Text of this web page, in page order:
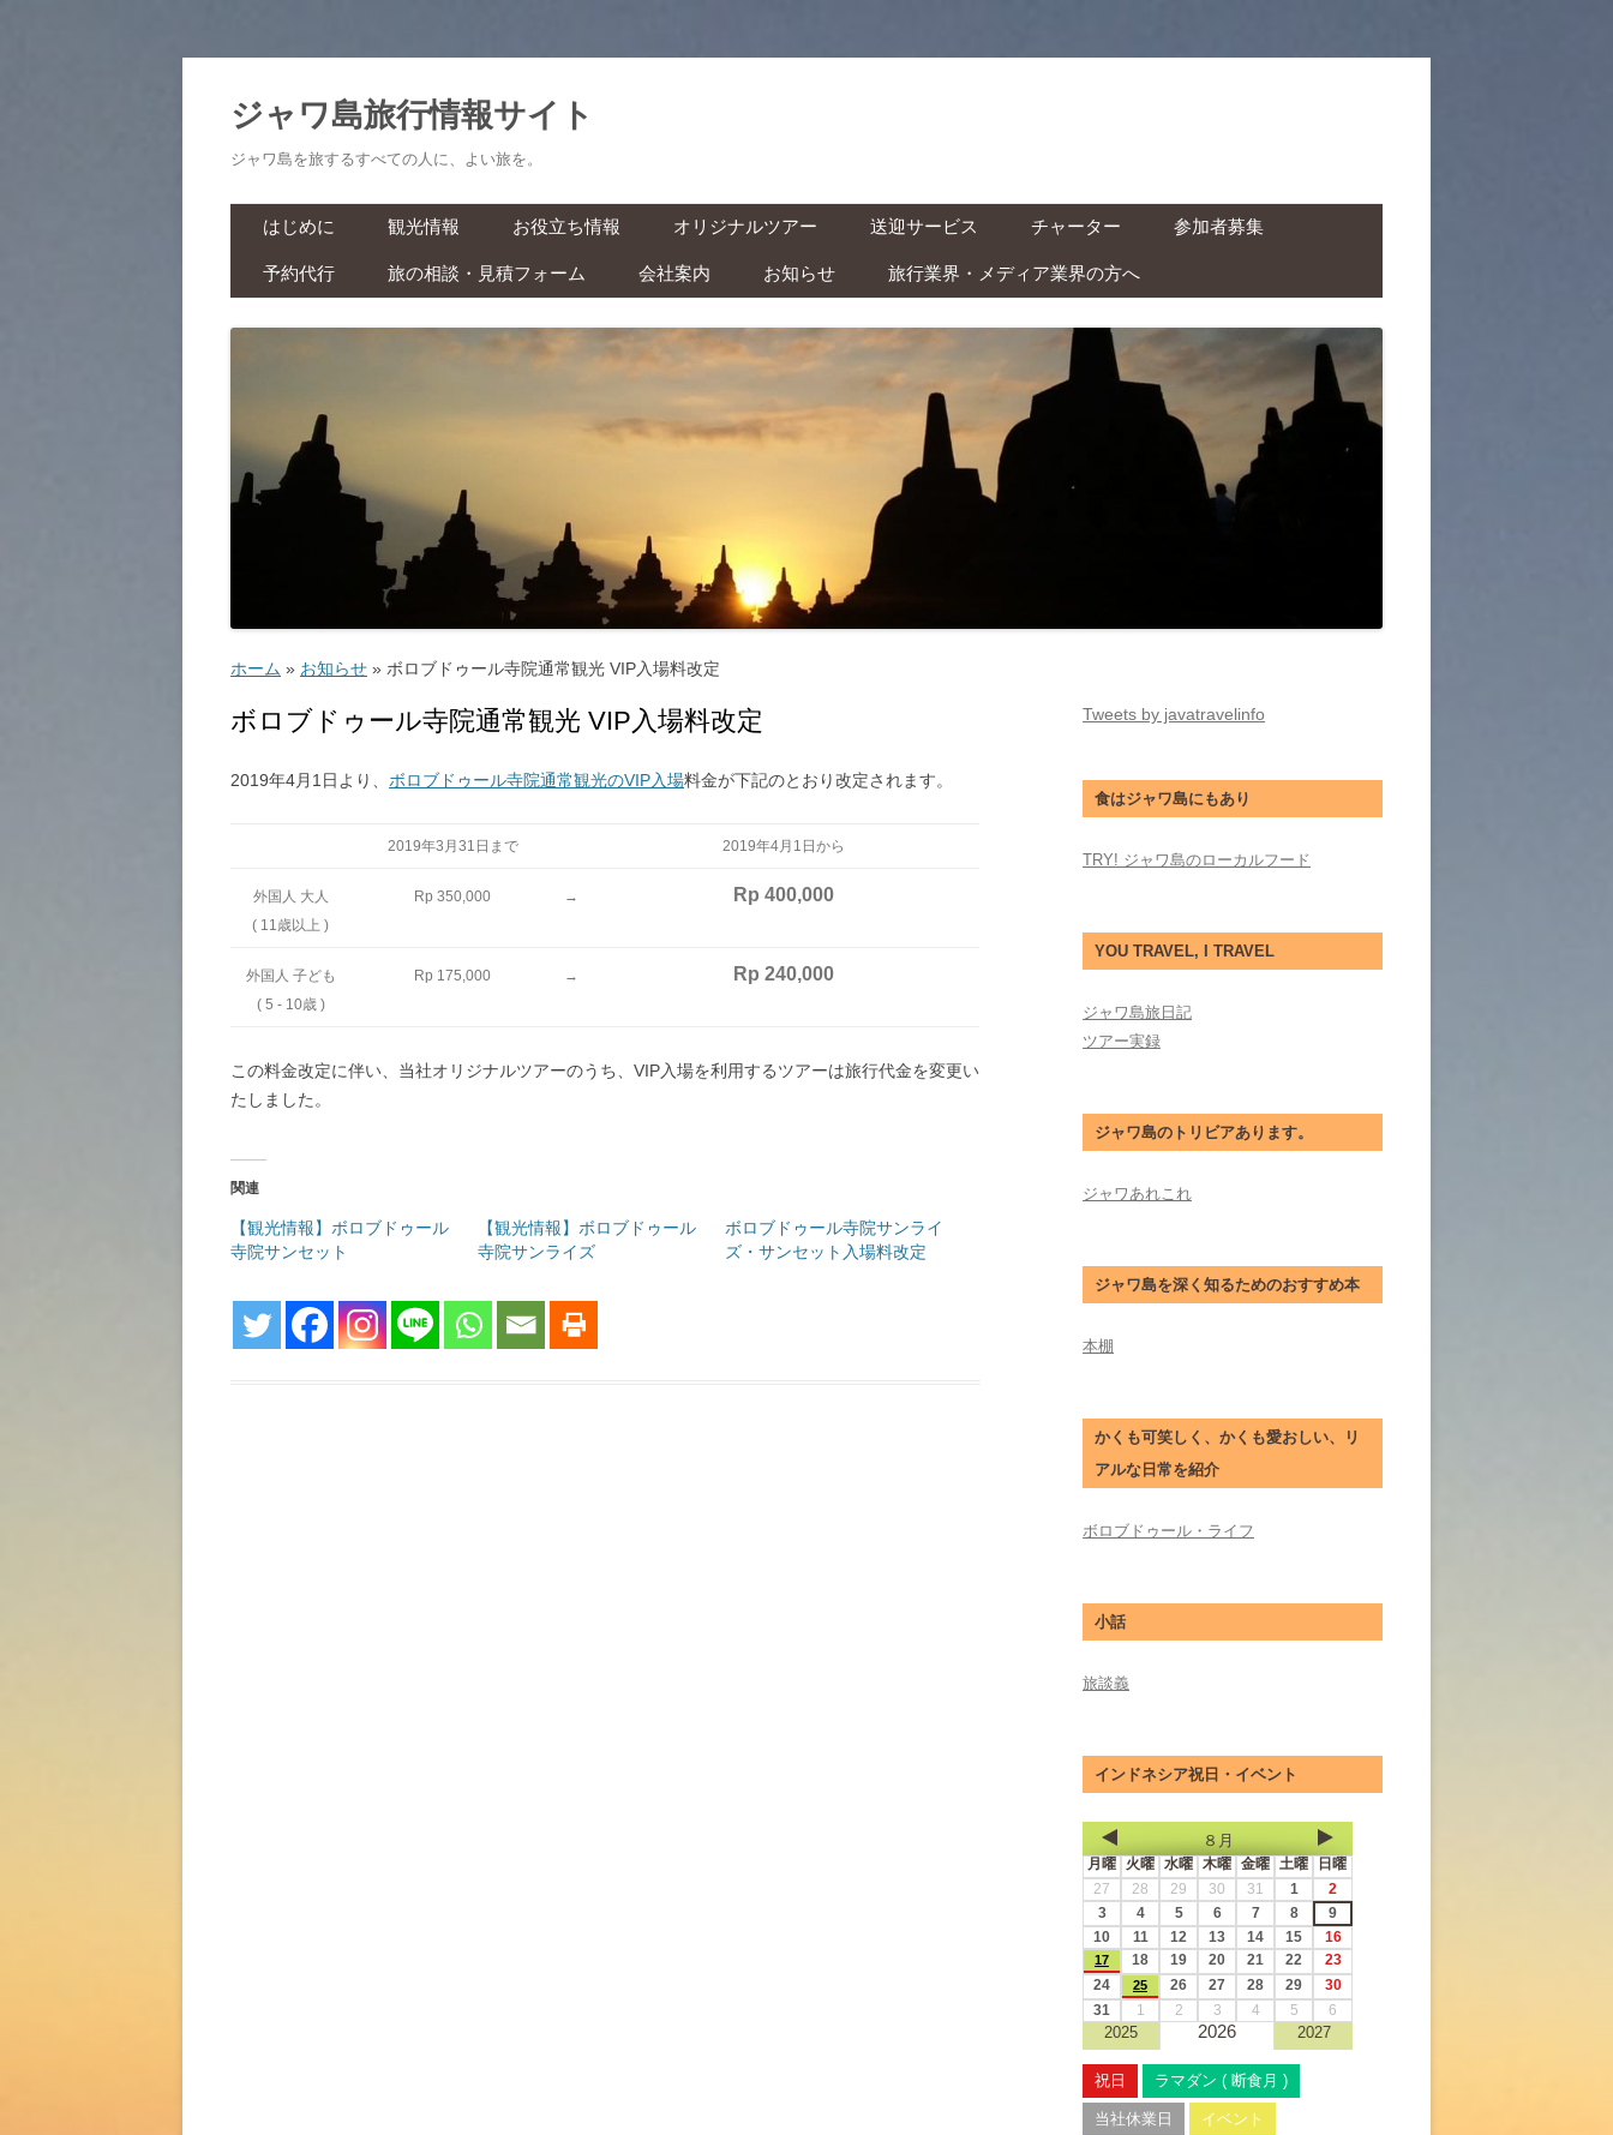
ジャワ島旅行情報サイト
ジャワ島を旅するすべての人に、よい旅を。
ン
ツ
へ
キ
ッ
はじめに 観光情報 お役立ち情報
基本情報
旅の準備 ‐ ビザ・気候・時差 ‐
マナーとタブー ‐ 服装・たば
こ・お酒 ‐
環境
お金のこと ‐ 通貨・両替・チ
オリジナルツアー 送迎サービス
空港送迎
駅送迎
都市間送迎
チャーター
車チャーター ( ドライバー付
バイクチャーター ( ドライバ
ー付レンタルバイク )
参加者募集
予約代行
スパ・マッサージ
旅の相談・見積フォーム 会社案内 お知らせ
ITAS(KITAS)をお持ちの方へ
子ども連れの方へ
旅行業界・メディア業界の方へ
ホーム » お知らせ » ボロブドゥール寺院通常観光 VIP入場料改定
ボロブドゥール寺院通常観光 VIP入場料改定
2019年4月1日より、 ボロブドゥール寺院通常観光のVIP入場料金が下記のとおり改定されます。
2019年3月31日まで 2019年4月1日から
外国人 大人
( 11歳以上 )
Rp 350,000 → Rp 400,000
外国人 子ども
( 5 ‐ 10歳 )
Rp 175,000 → Rp 240,000
この料金改定に伴い、当社オリジナルツアーのうち、VIP入場を利用するツアーは旅行代金を変更い
たしました。
関連
【観光情報】ボロブドゥール
寺院サンセット
【観光情報】ボロブドゥール
寺院サンライズ
ボロブドゥール寺院サンライ
ズ・サンセット入場料改定
Tweets by javatravelinfo
食はジャワ島にもあり
TRY! ジャワ島のローカルフード
YOU TRAVEL, I TRAVEL
ジャワ島旅日記
ツアー実録
ジャワ島のトリビアあります。
ジャワあれこれ
ジャワ島を深く知るためのおすすめ本
本棚
かくも可笑しく、かくも愛おしい、リ
アルな日常を紹介
ボロブドゥール・ライフ
小話
旅談義
インドネシア祝日・イベント
８月
月曜 火曜 水曜 木曜 金曜 土曜
日曜
27
28 29 30 31 1
2
3
4 5 6 7 8
9
10
11 12 13 14 15 16
17 18 19 20 21 22
23
24
25 26 27 28 29
30
31
1 2 3 4 5 6
2025 2026 2027
祝日 ラマダン ( 断食月 )
当社休業日 イベント